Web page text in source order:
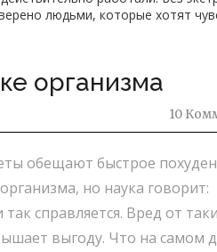
людьми, которые хотят
организма
10
обещают быстрое
но наука говорит:
справляется. Вред от
выгоду. Что на самом